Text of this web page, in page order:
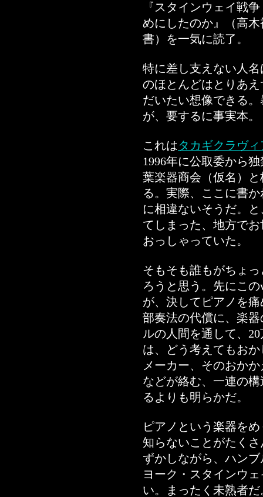
『スタインウェイ戦
めにしたのか』（高
書）を一気に読了。
特に差し支えない人
のほとんどはとりあ
だいたい想像できる
が、要するに事実本。
これはタカギクラヴィ
1996年に公取委から
葉楽器商会（仮名）
る。実際、ここに書
に相違ないそうだ。
てしまった、地方で
おっしゃっていた。
そもそも誰もがちょ
ろうと思う。先にこ
が、決してピアノを
部奏法の代償に、楽
ルの人間を通して、
は、どう考えてもお
メーカー、そのおか
などが絡む、一連の
るよりも明らかだ。
ピアノという楽器を
知らないことがたく
ずかしながら、ハン
ヨーク・スタインウ
い。まったく未熟者